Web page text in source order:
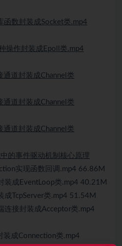
函数封装成Socket类.mp4
操作封装成Epoll类.mp4
通道封装成Channel类
通道封装成Channel类
道封装成Channel类
的事件驱动机制核心原理
实现函数回调.mp4 66.86M
装成EventLoop类.mp4 40.21M
TcpServer类.mp4 51.54M
连接封装成Acceptor类.mp4
成Connection类.mp4